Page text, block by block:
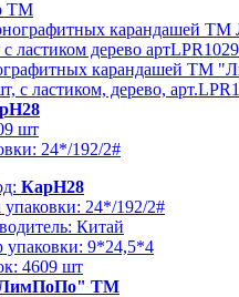
карандашей ТМ
с ластиком, дерево,
шт
24*/192/2#
КарН28
24*/192/2#
Китай
упаковки: 9*24,5*4
4609 шт
ТМ